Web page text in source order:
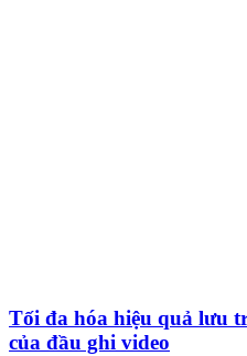
Tối đa hóa hiệu quả lưu
của đầu ghi video